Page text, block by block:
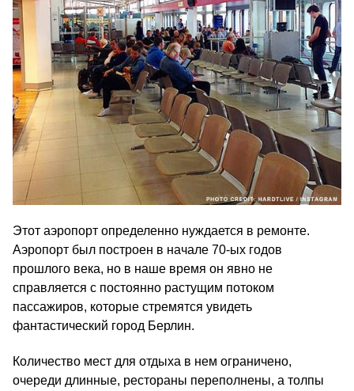
Этот аэропорт определенно нуждается в ремонте.
Аэропорт был построен в начале 70-ых годов
прошлого века, но в наше время он явно не
справляется с постоянно растущим потоком
пассажиров, которые стремятся увидеть
фантастический город Берлин.
Количество мест для отдыха в нем ограничено,
очереди длинные, рестораны переполнены, а толпы